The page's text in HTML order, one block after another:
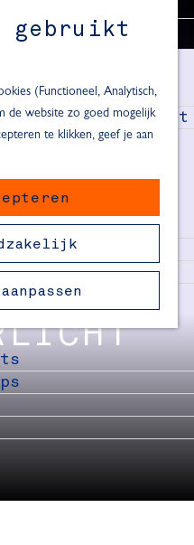
gebruikt
(Functioneel, Analytisch,
de website zo goed mogelijk
te klikken, geef je aan
een dagje Delft
strand
van Delft
in de buurt
in Delft